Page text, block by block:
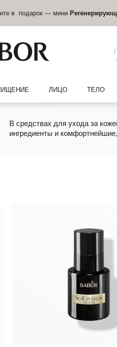
в подарок — мини
ЛИЦО ТЕЛО
В средствах для ухода за
ингредиенты и